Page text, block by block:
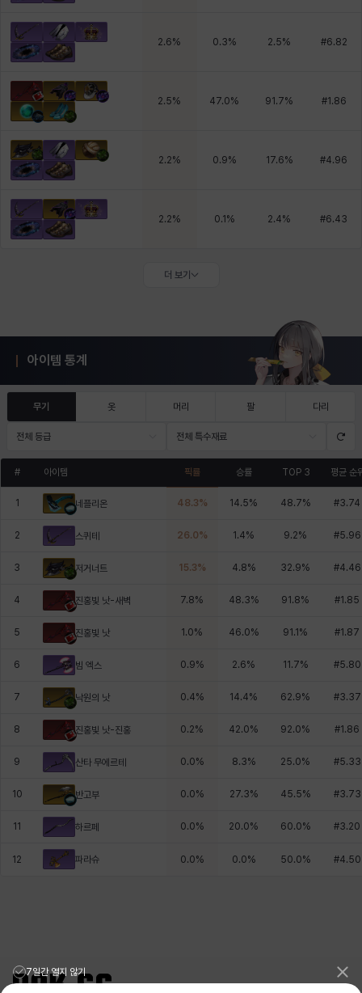
2.6% 0.3% 2.5% #6.82
2.5% 47.0% 91.7% #1.86
2.2% 0.9% 17.6% #4.96
2.2% 0.1 % 2.4% #6.43
더 보기
아이템 통계
무기 옷 머리 팔 다리
전체 등급 전체 특수재료
# 아이템 픽률 승률 TOP 3 평균 순
1 네플리온 48.3% 14.5% 48.7% #3.74
2 스퀴테 26.0% 1.4% 9.2% #5.96
3 저거너트 15.3% 4.8% 32.9% #4.46
4 진홍빛 낫-새벽 7.8% 48.3% 91.8% #1.85
5 진홍빛 낫 1.0% 46.0% 91.1 % #1.87
6 빔 엑스 0.9% 2.6% 11.7% #5.80
7 낙원의 낫 0.4% 14.4% 62.9% #3.37
8 진홍빛 낫-진홍 0.2% 42.0% 92.0% #1.86
9 산타 무에르테 0.0% 8.3% 25.0% #5.33
10 반고부 0.0% 27.3% 45.5% #3.73
11 하르페 0.0% 20.0% 60.0% #3.20
12 파라슈 0.0% 0.0% 50.0% #4.50
7일간 열지 않기